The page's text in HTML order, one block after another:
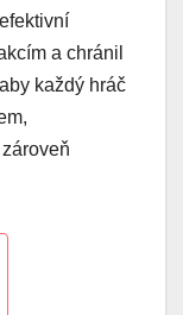
a chránil
každý hráč